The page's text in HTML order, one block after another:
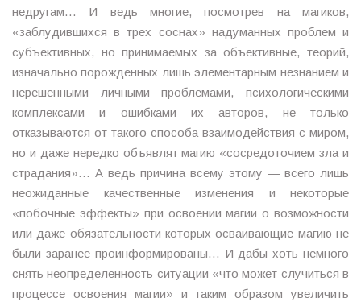
недругам… И ведь многие, посмотрев на магиков,
«заблудившихся в трех соснах» надуманных проблем и
субъективных, но принимаемых за объективные, теорий,
изначально порожденных лишь элементарным незнанием и
нерешенными личными проблемами, психологическими
комплексами и ошибками их авторов, не только
отказываются от такого способа взаимодействия с миром,
но и даже нередко объявлят магию «сосредоточием зла и
страдания»… А ведь причина всему этому — всего лишь
неожиданные качественные изменения и некоторые
«побочные эффекты» при освоении магии о возможности
или даже обязательности которых осваивающие магию не
были заранее проинформированы… И дабы хоть немного
снять неопределенность ситуации «что может случиться в
процессе освоения магии» и таким образом увеличить